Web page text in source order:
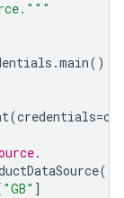
.main()
(credentials=
()
"GB" ]